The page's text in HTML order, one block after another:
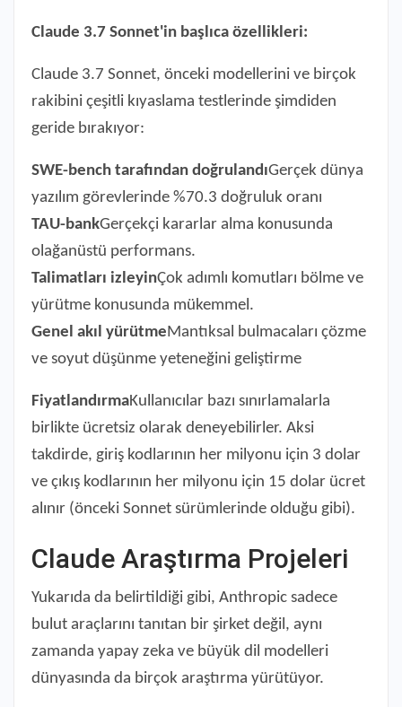
Claude 3.7 Sonnet'in başlıca özellikleri:
Claude 3.7 Sonnet, önceki modellerini ve birçok
rakibini çeşitli kıyaslama testlerinde şimdiden
geride bırakıyor:
SWE-bench tarafından doğrulandıGerçek dünya
yazılım görevlerinde %70.3 doğruluk oranı
TAU-bankGerçekçi kararlar alma konusunda
olağanüstü performans.
Talimatları izleyinÇok adımlı komutları bölme ve
yürütme konusunda mükemmel.
Genel akıl yürütmeMantıksal bulmacaları çözme
ve soyut düşünme yeteneğini geliştirme
FiyatlandırmaKullanıcılar bazı sınırlamalarla
birlikte ücretsiz olarak deneyebilirler. Aksi
takdirde, giriş kodlarının her milyonu için 3 dolar
ve çıkış kodlarının her milyonu için 15 dolar ücret
alınır (önceki Sonnet sürümlerinde olduğu gibi).
Claude Araştırma Projeleri
Yukarıda da belirtildiği gibi, Anthropic sadece
bulut araçlarını tanıtan bir şirket değil, aynı
zamanda yapay zeka ve büyük dil modelleri
dünyasında da birçok araştırma yürütüyor.